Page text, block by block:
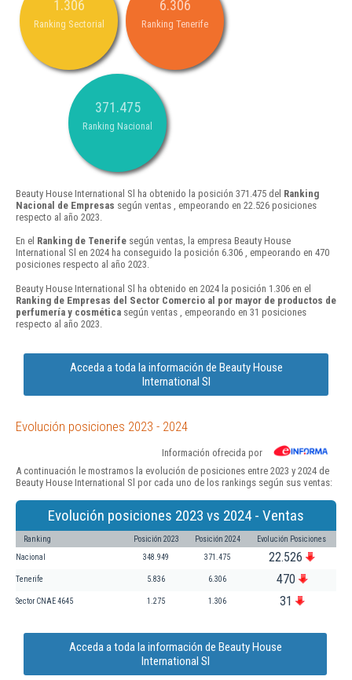
1.306
Ranking Sectorial
6.306
Ranking Tenerife
371.475
Ranking Nacional
Beauty House International Sl ha obtenido la posición 371.475 del Ranking
Nacional de Empresas según ventas , empeorando en 22.526 posiciones
respecto al año 2023.
En el Ranking de Tenerife según ventas, la empresa Beauty House
International Sl en 2024 ha conseguido la posición 6.306 , empeorando en 470
posiciones respecto al año 2023.
Beauty House International Sl ha obtenido en 2024 la posición 1.306 en el
Ranking de Empresas del Sector Comercio al por mayor de productos de
perfumería y cosmética según ventas , empeorando en 31 posiciones
respecto al año 2023.
Acceda a toda la información de Beauty House
International Sl
Evolución posiciones 2023 - 2024
Información ofrecida por
A continuación le mostramos la evolución de posiciones entre 2023 y 2024 de
Beauty House International Sl por cada uno de los rankings según sus ventas:
Evolución posiciones 2023 vs 2024 - Ventas
Ranking Posición 2023 Posición 2024 Evolución Posiciones
Nacional 348.949 371.475 22.526
Tenerife 5.836 6.306 470
Sector CNAE 4645 1.275 1.306 31
Acceda a toda la información de Beauty House
International Sl